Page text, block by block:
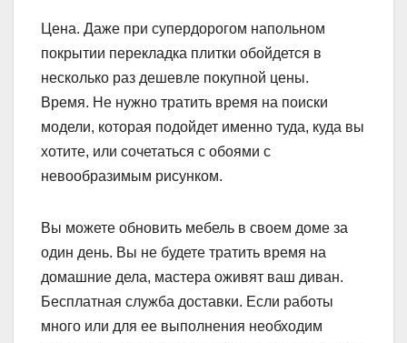
Цена. Даже при супердорогом напольном
покрытии перекладка плитки обойдется в
несколько раз дешевле покупной цены.
Время. Не нужно тратить время на поиски
модели, которая подойдет именно туда, куда вы
хотите, или сочетаться с обоями с
невообразимым рисунком.
Вы можете обновить мебель в своем доме за
один день. Вы не будете тратить время на
домашние дела, мастера оживят ваш диван.
Бесплатная служба доставки. Если работы
много или для ее выполнения необходим